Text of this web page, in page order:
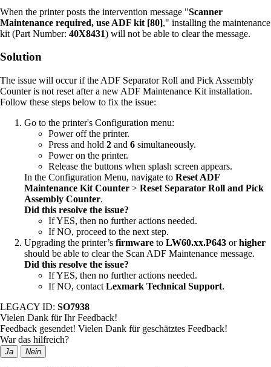
When the printer posts the intervention message "Scanner
Maintenance required, use ADF kit [80]," installing the maintenance
kit (Part Number: 40X8431) will not be able to clear the message.
Solution
The issue will occur if the ADF Separator Roll and Pick Assembly
Counter is not reset after a new ADF Maintenance Kit installation.
Follow these steps below to fix the issue:
Go to the printer's Configuration menu:
Power off the printer.
Press and hold 2 and 6 simultaneously.
Power on the printer.
Release the buttons when splash screen appears.
In the Configuration Menu, navigate to Reset ADF
Maintenance Kit Counter > Reset Separator Roll and Pick
Assembly Counter.
Did this resolve the issue?
If YES, then no further actions needed.
If NO, proceed to the next step.
Upgrading the printer’s firmware to LW60.xx.P643 orhigher
should be able to clear the Scan ADF Maintenance message.
Did this resolve the issue?
If YES, then no further actions needed.
If NO, contact Lexmark Technical Support.
LEGACY ID: SO7938
Vielen Dank für Ihr Feedback!
Feedback gesendet! Vielen Dank für geschätztes Feedback!
War das hilfreich?
Ja Nein